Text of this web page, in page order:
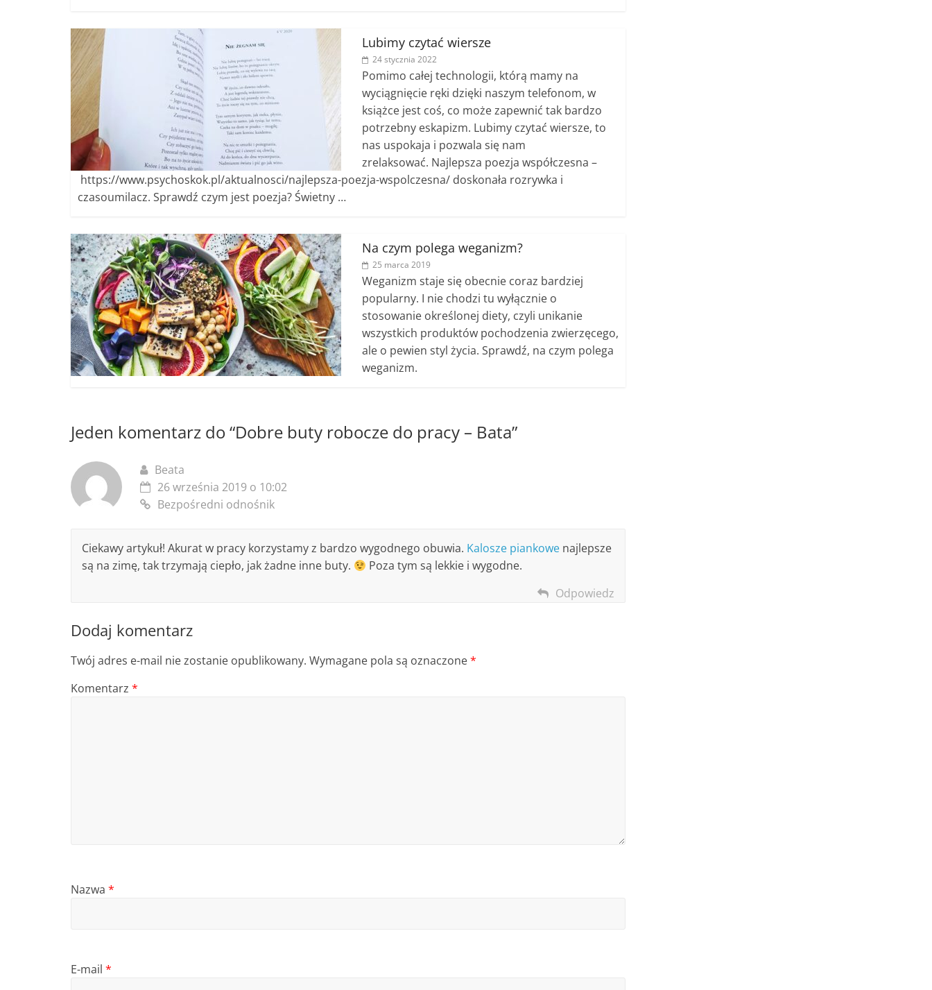
Lubimy czytać wiersze
24 stycznia 2022
Pomimo całej technologii, którą mamy na
wyciągnięcie ręki dzięki naszym telefonom, w
książce jest coś, co może zapewnić tak bardzo
potrzebny eskapizm. Lubimy czytać wiersze, to
nas uspokaja i pozwala się nam
zrelaksować. Najlepsza poezja współczesna –
https://www.psychoskok.pl/aktualnosci/najlepsza-poezja-wspolczesna/ doskonała rozrywka i
czasoumilacz. Sprawdź czym jest poezja? Świetny …
Na czym polega weganizm?
25 marca 2019
Weganizm staje się obecnie coraz bardziej
popularny. I nie chodzi tu wyłącznie o
stosowanie określonej diety, czyli unikanie
wszystkich produktów pochodzenia zwierzęcego,
ale o pewien styl życia. Sprawdź, na czym polega
weganizm.
Jeden komentarz do “Dobre buty robocze do pracy – Bata”
Beata
26 września 2019 o 10:02
Bezpośredni odnośnik
Ciekawy artykuł! Akurat w pracy korzystamy z bardzo wygodnego obuwia. Kalosze piankowe najlepsze
są na zimę, tak trzymają ciepło, jak żadne inne buty.
Poza tym są lekkie i wygodne.
Odpowiedz
Dodaj komentarz
Twój adres e-mail nie zostanie opublikowany. Wymagane pola są oznaczone*
Komentarz *
Nazwa *
E-mail *